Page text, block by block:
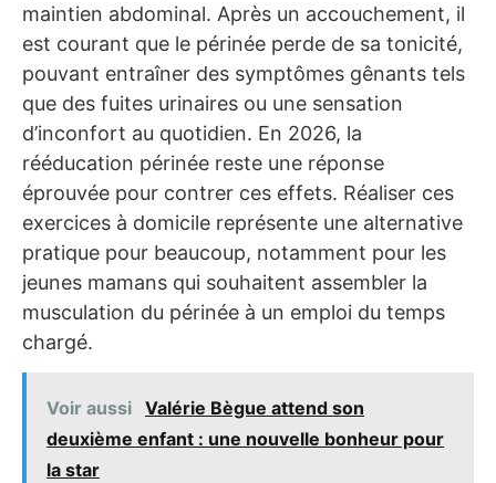
maintien abdominal. Après un accouchement, il
est courant que le périnée perde de sa tonicité,
pouvant entraîner des symptômes gênants tels
que des fuites urinaires ou une sensation
d’inconfort au quotidien. En 2026, la
rééducation périnée reste une réponse
éprouvée pour contrer ces effets. Réaliser ces
exercices à domicile représente une alternative
pratique pour beaucoup, notamment pour les
jeunes mamans qui souhaitent assembler la
musculation du périnée à un emploi du temps
chargé.
Voir aussi Valérie Bègue attend son
deuxième enfant : une nouvelle bonheur pour
la star